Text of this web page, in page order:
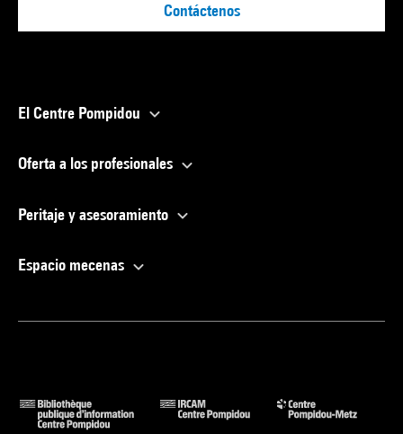
Contáctenos
El Centre Pompidou
Oferta a los profesionales
Peritaje y asesoramiento
Espacio mecenas